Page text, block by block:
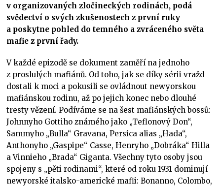
v organizovaných zločineckých rodinách, podá
svědectví o svých zkušenostech z první ruky
a poskytne pohled do temného a zvráceného světa
mafie z první řady.
V každé epizodě se dokument zaměří na jednoho
z proslulých mafiánů. Od toho, jak se díky sérii vražd
dostali k moci a pokusili se ovládnout newyorskou
mafiánskou rodinu, až po jejich konec nebo dlouhé
tresty vězení. Podíváme se na šest mafiánských bossů:
Johnnyho Gottiho známého jako „Teflonový Don“,
Sammyho „Bulla“ Gravana, Persica alias „Hada“,
Anthonyho „Gaspipe“ Casse, Henryho „Dobráka“ Hilla
a Vinnieho „Brada“ Giganta. Všechny tyto osoby jsou
spojeny s „pěti rodinami“, které od roku 1931 dominují
newyorské italsko-americké mafii: Bonanno, Colombo,